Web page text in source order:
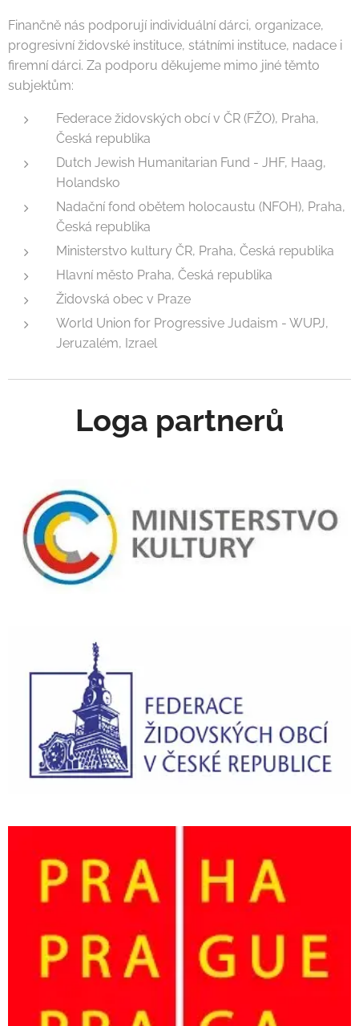
Finančně nás podporují individuální dárci, organizace,
progresivní židovské instituce, státními instituce, nadace i
firemní dárci. Za podporu děkujeme mimo jiné těmto
subjektům:
Federace židovských obcí v ČR (FŽO), Praha,
Česká republika
Dutch Jewish Humanitarian Fund - JHF, Haag,
Holandsko
Nadační fond obětem holocaustu (NFOH), Praha,
Česká republika
Ministerstvo kultury ČR, Praha, Česká republika
Hlavní město Praha, Česká republika
Židovská obec v Praze
World Union for Progressive Judaism - WUPJ,
Jeruzalém, Izrael
Loga partnerů